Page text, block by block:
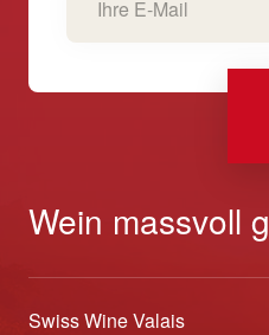
Wein massvoll
Swiss Wine Valais